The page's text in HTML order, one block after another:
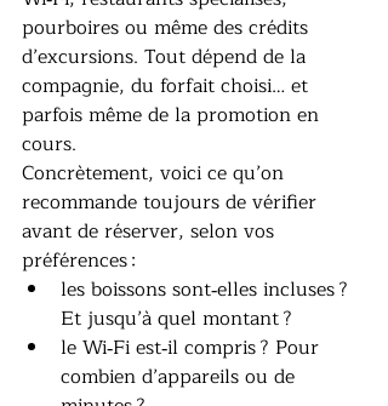
pourboires ou même des crédits
d’excursions. Tout dépend de la
compagnie, du forfait choisi… et
parfois même de la promotion en
cours.
Concrètement, voici ce qu’on
recommande toujours de vérifier
avant de réserver, selon vos
préférences :
les boissons sont‑elles incluses ?
Et jusqu’à quel montant ?
le Wi‑Fi est‑il compris ? Pour
combien d’appareils ou de